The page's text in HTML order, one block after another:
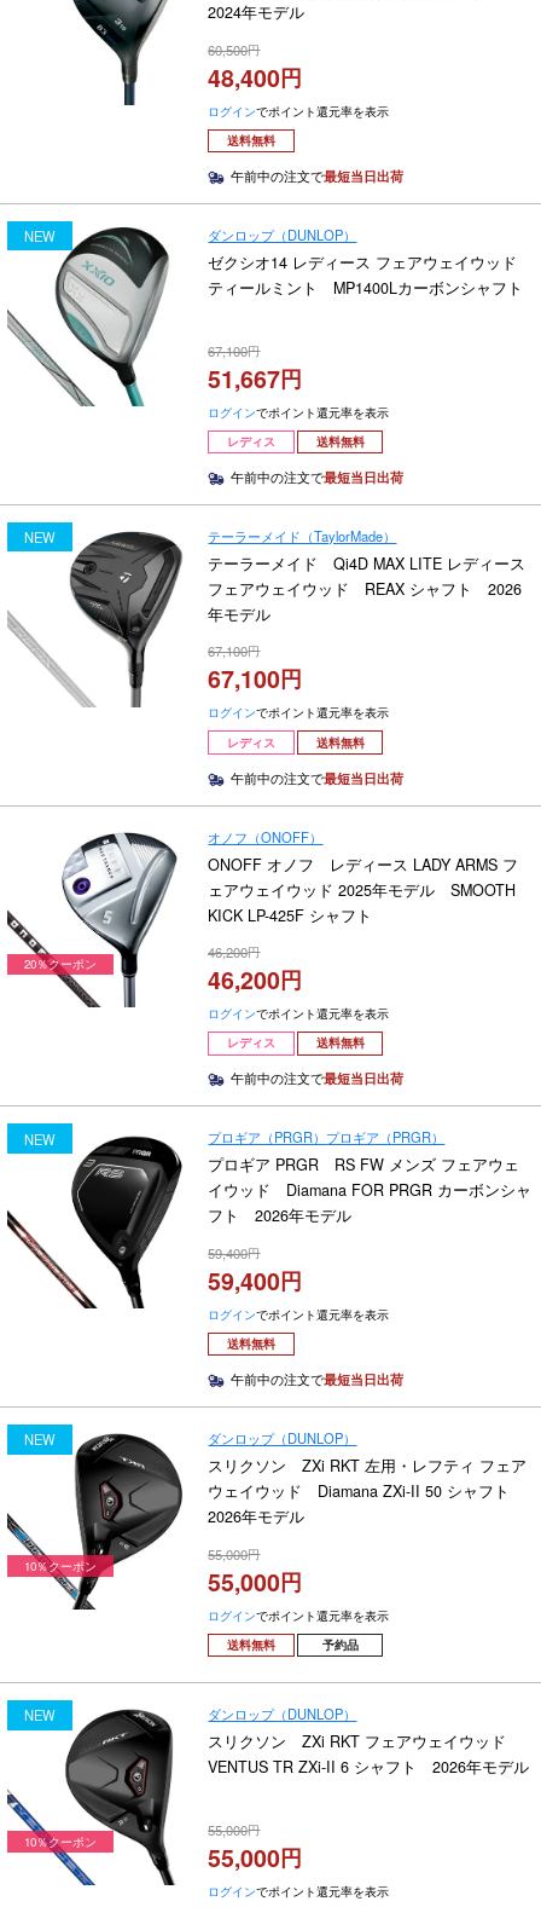
2024年モデル
60,500
48,400
ログインでポイント還元率を表示
送料無料
午前中の注文で最短当日出荷
NEW ダンロップ（DUNLOP）
ゼクシオ14 レディース フェアウェイウッド
ティールミント MP1400Lカーボンシャフト
67,100
51,667
ログインでポイント還元率を表示
レディス
送料無料
午前中の注文で最短当日出荷
NEW テーラーメイド（TaylorMade）
テーラーメイド Qi4D MAX LITE レディース
フェアウェイウッド REAX シャフト 2026
年モデル
67,100
67,100
ログインでポイント還元率を表示
レディス
送料無料
午前中の注文で最短当日出荷
オノフ（ONOFF）
ONOFF オノフ レディース LADY ARMS フ
ェアウェイウッド 2025年モデル SMOOTH
KICK LP-425F シャフト
46,200
46,200
ログインでポイント還元率を表示
レディス
送料無料
20％クーポン
午前中の注文で最短当日出荷
NEW プロギア（PRGR） プロギア（PRGR）
プロギア PRGR RS FW メンズ フェアウェ
イウッド Diamana FOR PRGR カーボンシャ
フト 2026年モデル
59,400
59,400
ログインでポイント還元率を表示
送料無料
午前中の注文で最短当日出荷
NEW ダンロップ（DUNLOP）
スリクソン ZXi RKT 左用・レフティ フェア
ウェイウッド Diamana ZXi-II 50 シャフト
2026年モデル
55,000
55,000
ログインでポイント還元率を表示
送料無料
予約品
10％クーポン
NEW ダンロップ（DUNLOP）
スリクソン ZXi RKT フェアウェイウッド
VENTUS TR ZXi-II 6 シャフト 2026年モデル
55,000
55,000
ログインでポイント還元率を表示
10％クーポン